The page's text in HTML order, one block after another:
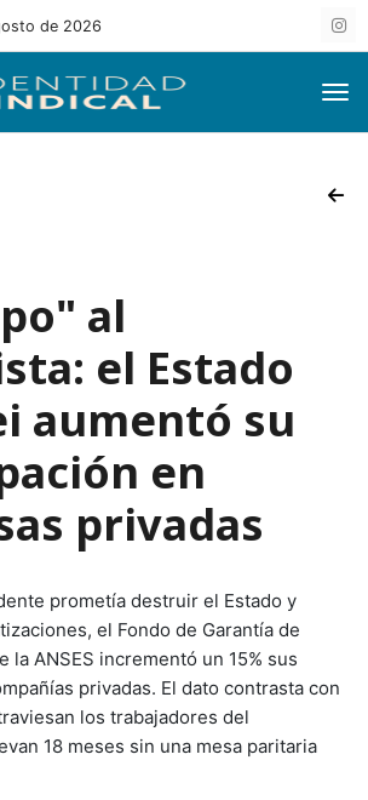
de 2026
al
el Estado
aumentó su
en
privadas
prometía destruir el Estado y
el Fondo de Garantía de
la ANSES incrementó un 15% sus
privadas. El dato contrasta con
los trabajadores del
18 meses sin una mesa paritaria